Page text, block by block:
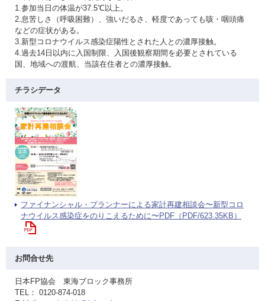
1.参加当日の体温が37.5℃以上。
2.息苦しさ（呼吸困難）、強いだるさ、軽度であっても咳・咽頭痛
などの症状がある。
3.新型コロナウイルス感染症陽性とされた人との濃厚接触。
4.過去14日以内に入国制限、入国後観察期間を必要とされている
国、地域への渡航、当該在住者との濃厚接触。
チラシデータ
ファイナンシャル・プランナーによる家計再建相談会〜新型コロ
ナウイルス感染症をのりこえるために〜PDF（PDF/623.35KB）
お問合せ先
日本FP協会 東海ブロック事務所
TEL： 0120-874-018